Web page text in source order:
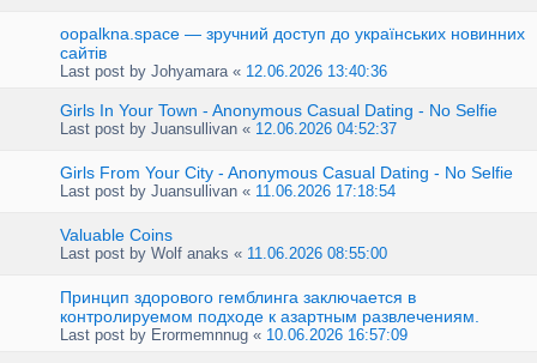
oopalkna.space — зручний доступ до українських новинних
сайтів
Last post by Johyamara« 12.06.2026 13:40:36
Girls In Your Town - Anonymous Casual Dating - No Selfie
Last post by Juansullivan « 12.06.2026 04:52:37
Girls From Your City - Anonymous Casual Dating - No Selfie
Last post by Juansullivan « 11.06.2026 17:18:54
Valuable Coins
Last post by Wolf anaks « 11.06.2026 08:55:00
Принцип здорового гемблинга заключается в
контролируемом подходе к азартным развлечениям.
Last post by Erormemnnug « 10.06.2026 16:57:09